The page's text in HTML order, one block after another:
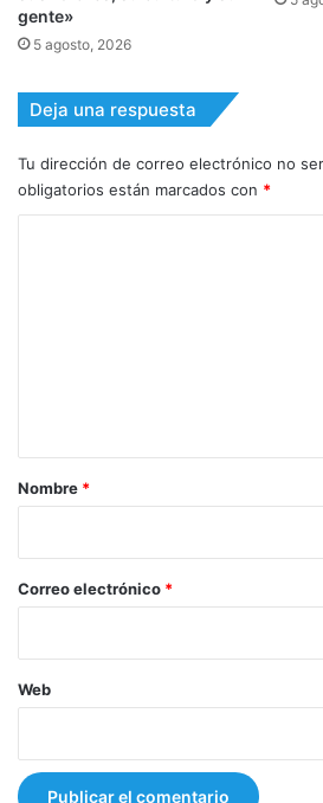
gente»
5 agosto, 2026
Deja una respuesta
Tu dirección de correo electrónico no
obligatorios están marcados con *
r
*
Nombre *
Correo electrónico *
Web